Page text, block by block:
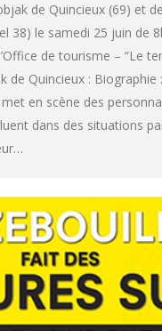
de Quincieux (69) et
38) le samedi 25 juin de
de tourisme – “Le
de Quincieux : Biographie
en scène des
dans des situations